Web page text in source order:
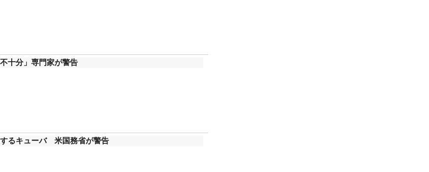
十分」専門家が警告
るキューバ 米国務省が警告